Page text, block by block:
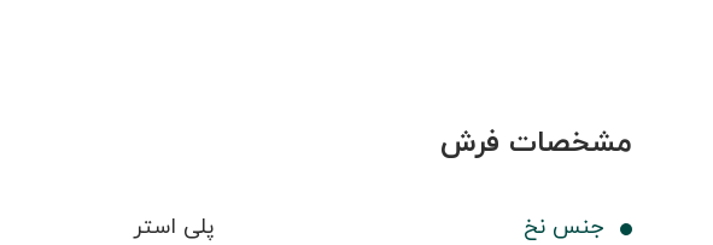
مشخصات فرش
جنس نخ پلی استر